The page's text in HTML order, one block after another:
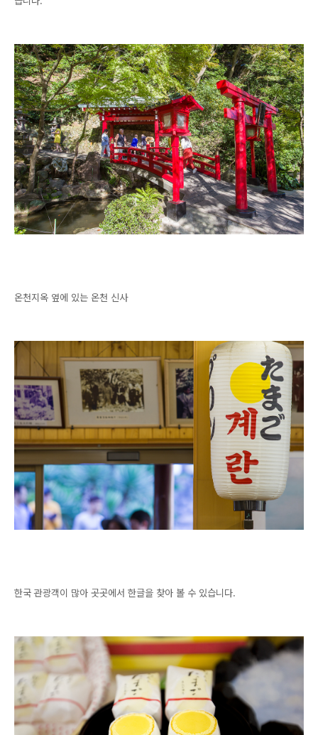
온천지옥 옆에 있는 온천 신사
한국 관광객이 많아 곳곳에서 한글을 찾아 볼 수 있습니다.